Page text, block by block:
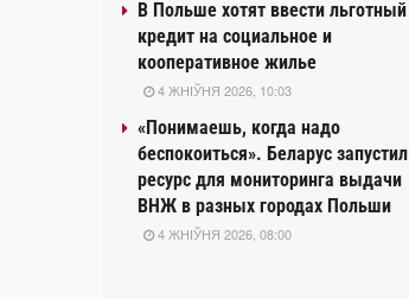
В Польше хотят ввести льготный
кредит на социальное и
кооперативное жилье
4 ЖНІЎНЯ 2026, 10:03
«Понимаешь, когда надо
беспокоиться». Беларус запустил
ресурс для мониторинга выдачи
ВНЖ в разных городах Польши
4 ЖНІЎНЯ 2026, 08:00